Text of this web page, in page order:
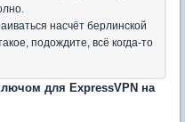
насчёт берлинской
подождите, всё когда-то
для ExpressVPN на